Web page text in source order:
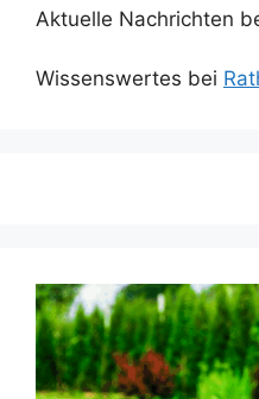
Aktuelle Nachrichten
Wissenswertes bei